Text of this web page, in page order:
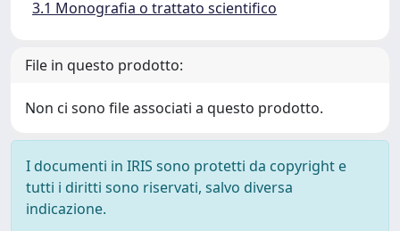
3.1 Monografia o trattato scientifico
File in questo prodotto:
Non ci sono file associati a questo prodotto.
I documenti in IRIS sono protetti da copyright e
tutti i diritti sono riservati, salvo diversa
indicazione.